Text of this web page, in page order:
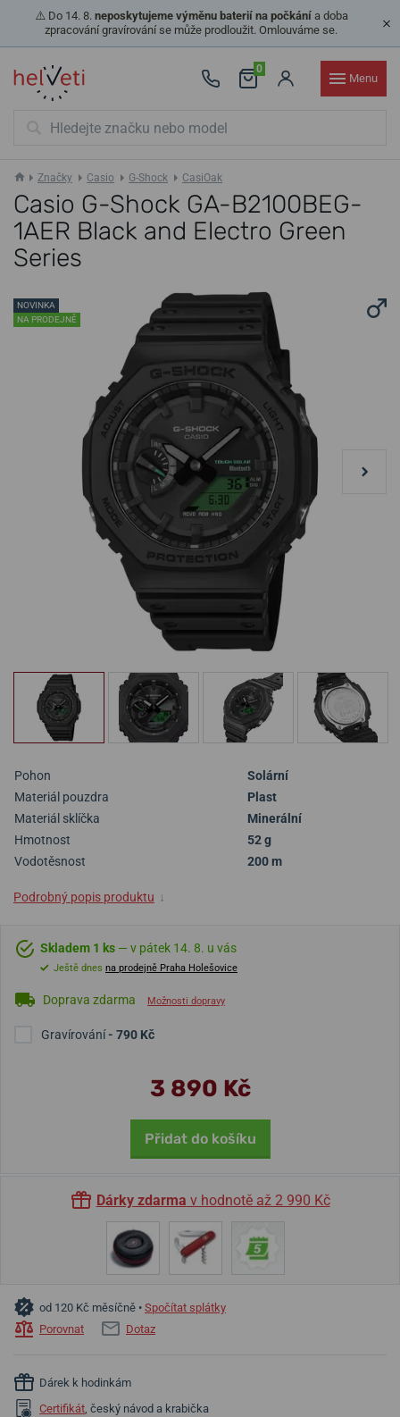
⚠️ Do 14. 8. neposkytujeme výměnu baterií na počkánía doba
zpracování gravírování se může prodloužit. Omlouváme se.
0
Menu
Značky Casio G-Shock CasiOak
Casio G-Shock GA-B2100BEG-
1AER Black and Electro Green
Series
NOVINKA
NA PRODEJNĚ
Pohon
Solární
Materiál pouzdra
Plast
Materiál sklíčka
Minerální
Hmotnost
52 g
Vodotěsnost
200 m
Podrobný popis produktu ↓
Skladem 1 ks — v pátek 14. 8. u vás
Ještě dnes na prodejně Praha Holešovice
Doprava zdarma Možnosti dopravy
Gravírování- 790 Kč
3 890 Kč
Přidat do košíku
Dárky zdarma v hodnotě až 2 990 Kč
od 120 Kč měsíčně • Spočítat splátky
Porovnat
Dotaz
Dárek k hodinkám
Certifikát, český návod a krabička